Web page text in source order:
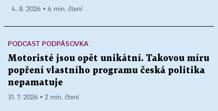
4. 8. 2026 ▪ 6 min. čtení
PODCAST PODPÁSOVKA
Motoristé jsou opět unikátní. Takovou míru
popření vlastního programu česká politika
nepamatuje
31. 7. 2026 ▪ 2 min. čtení